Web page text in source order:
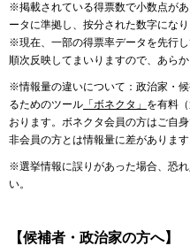
※掲載されている得票数で小数点が
ータに準拠し、按分された数字になり
※現在、一部の得票率データを先行
順次反映してまいりますので、あら
※情報量の違いについて：政治家・
るためのツール 「ボネクタ」 を有料
おります。ボネクタ会員の方はご自
非会員の方とは情報量に差があります
※選挙情報に誤りがあった場合、恐
い。
【候補者・政治家の方へ】